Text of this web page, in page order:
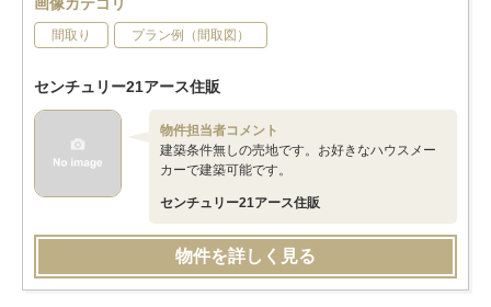
間取り プラン例（間取図）
センチュリー21アース住販
物件担当者コメント
建築条件無しの売地です。お好きなハウスメー
カーで建築可能です。
センチュリー21アース住販
物件を詳しく見る